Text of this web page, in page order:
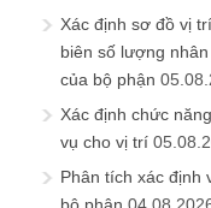
Xác định sơ đồ vị
biên số lượng
của bộ phận
Xác định chức
vụ cho vị trí
Phân tích xác định